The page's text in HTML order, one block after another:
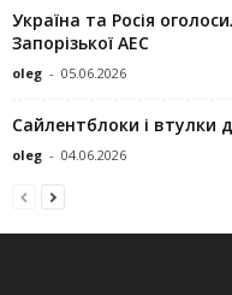
Україна та Росія
Запорізької АЕС
oleg - 05.06.2026
Сайлентблоки і втулки
oleg - 04.06.2026